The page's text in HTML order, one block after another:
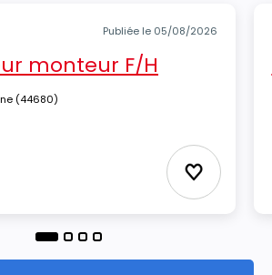
Publiée le 05/08/2026
monteur F/H
(44680)
Ajouter